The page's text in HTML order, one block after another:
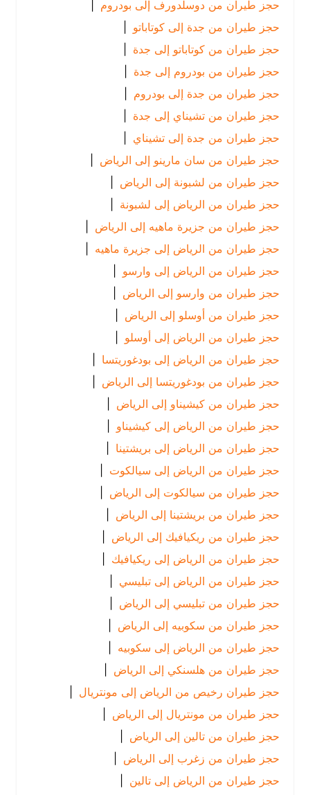
حجز طيران من دوسلدورف إلى بودروم |
حجز طيران من جدة إلى كوتاباتو |
حجز طيران من كوتاباتو إلى جدة
حجز طيران من بودروم إلى جدة
حجز طيران من جدة إلى بودروم |
حجز طيران من تشيناي إلى جدة
حجز طيران من جدة إلى تشيناي |
حجز طيران من سان مارينو إلى الرياض
|
حجز طيران من لشبونة إلى الرياض
|
حجز طيران من الرياض إلى لشبونة |
حجز طيران من جزيرة ماهيه إلى الرياض
|
حجز طيران من الرياض إلى جزيرة ماهيه |
حجز طيران من الرياض إلى وارسو
|
حجز طيران من وارسو إلى الرياض
|
حجز طيران من أوسلو إلى الرياض
|
حجز طيران من الرياض إلى أوسلو
|
حجز طيران من الرياض إلى بودغوريتسا
|
حجز طيران من بودغوريتسا إلى الرياض
|
حجز طيران من كيشيناو إلى الرياض
|
حجز طيران من الرياض إلى كيشيناو |
حجز طيران من الرياض إلى بريشتينا |
حجز طيران من الرياض إلى سيالكوت |
حجز طيران من سيالكوت إلى الرياض
|
حجز طيران من بريشتينا إلى الرياض
|
حجز طيران من ريكيافيك إلى الرياض
|
حجز طيران من الرياض إلى ريكيافيك |
حجز طيران من الرياض إلى تبليسي |
حجز طيران من تبليسي إلى الرياض
|
حجز طيران من سكوبيه إلى الرياض
|
حجز طيران من الرياض إلى سكوبيه |
حجز طيران من هلسنكي إلى الرياض
|
حجز طيران رخيص من الرياض إلى مونتريال |
حجز طيران من مونتريال إلى الرياض
|
حجز طيران من تالين إلى الرياض
|
حجز طيران من زغرب إلى الرياض
|
حجز طيران من الرياض إلى تالين
|